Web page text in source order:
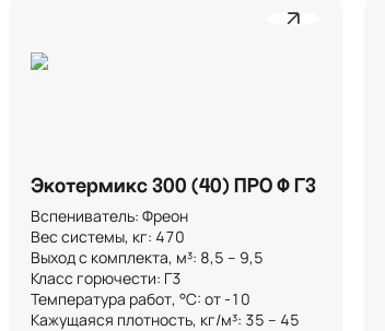
Экотермикс 300 (40) ПРО Ф Г3
Вспениватель: Фреон
Вес системы, кг: 470
Выход с комплекта, м³: 8,5 – 9,5
Класс горючести: Г3
Температура работ, °C: от -10
Кажущаяся плотность, кг/м³: 35 – 45